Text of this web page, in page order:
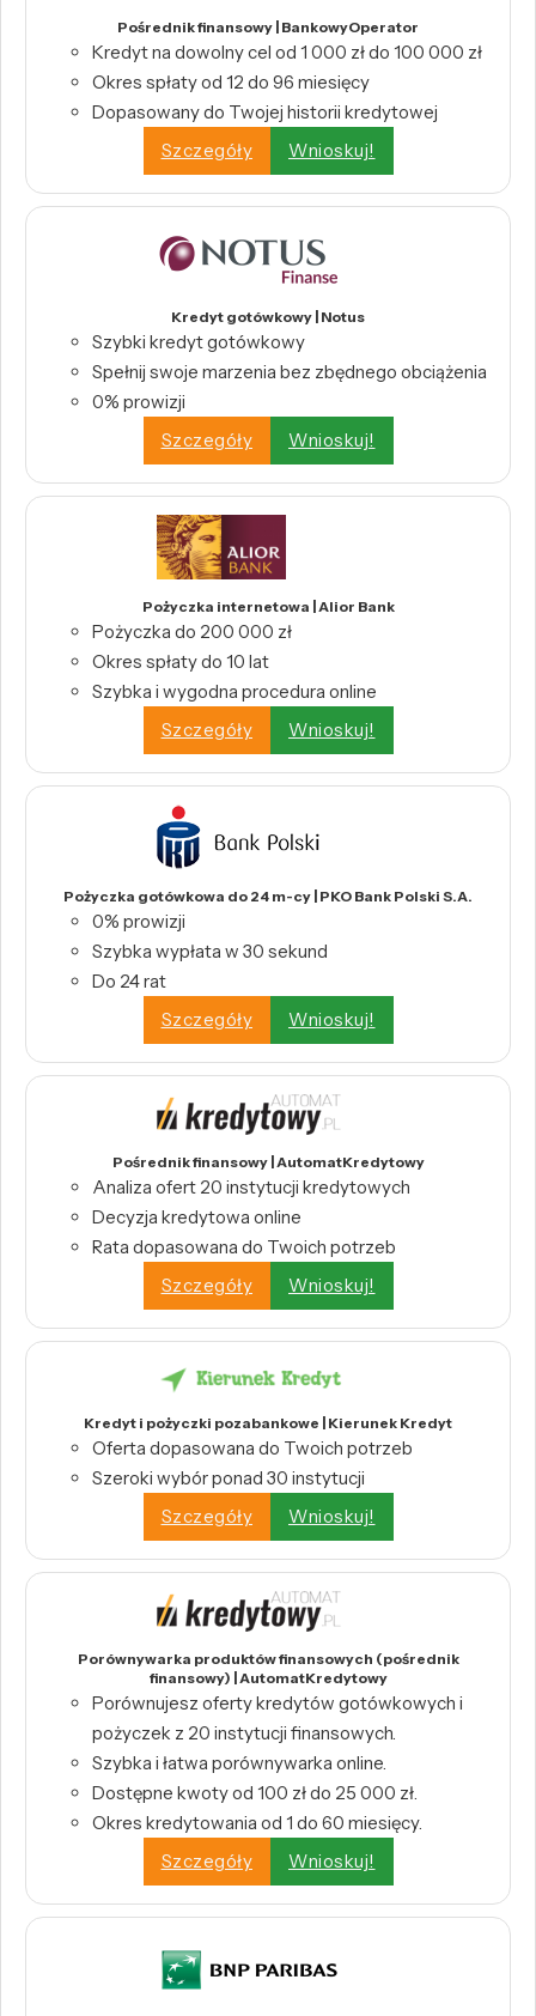
Pośrednik finansowy | BankowyOperator
Kredyt na dowolny cel od 1 000 zł do 100 000 zł
Okres spłaty od 12 do 96 miesięcy
Dopasowany do Twojej historii kredytowej
Szczegóły
Wnioskuj!
Kredyt gotówkowy | Notus
Szybki kredyt gotówkowy
Spełnij swoje marzenia bez zbędnego obciążenia
0% prowizji
Szczegóły
Wnioskuj!
Pożyczka internetowa | Alior Bank
Pożyczka do 200 000 zł
Okres spłaty do 10 lat
Szybka i wygodna procedura online
Szczegóły
Wnioskuj!
Pożyczka gotówkowa do 24 m-cy | PKO Bank Polski S.A.
0% prowizji
Szybka wypłata w 30 sekund
Do 24 rat
Szczegóły
Wnioskuj!
Pośrednik finansowy | AutomatKredytowy
Analiza ofert 20 instytucji kredytowych
Decyzja kredytowa online
Rata dopasowana do Twoich potrzeb
Szczegóły
Wnioskuj!
Kredyt i pożyczki pozabankowe | Kierunek Kredyt
Oferta dopasowana do Twoich potrzeb
Szeroki wybór ponad 30 instytucji
Szczegóły
Wnioskuj!
Porównywarka produktów finansowych (pośrednik
finansowy) | AutomatKredytowy
Porównujesz oferty kredytów gotówkowych i
pożyczek z 20 instytucji finansowych.
Szybka i łatwa porównywarka online.
Dostępne kwoty od 100 zł do 25 000 zł.
Okres kredytowania od 1 do 60 miesięcy.
Szczegóły
Wnioskuj!